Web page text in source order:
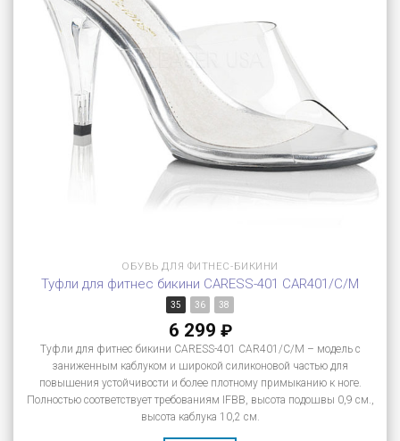
ОБУВЬ ДЛЯ ФИТНЕС-БИКИНИ
Туфли для фитнес бикини CARESS-401 CAR401/C/M
35 36 38
6 299 ₽
Туфли для фитнес бикини CARESS-401 CAR401/C/M – модель с
заниженным каблуком и широкой силиконовой частью для
повышения устойчивости и более плотному примыканию к ноге.
Полностью соответствует требованиям IFBB, высота подошвы 0,9 см.,
высота каблука 10,2 см.